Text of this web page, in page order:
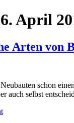
April
Arten von
schon
auch selbst